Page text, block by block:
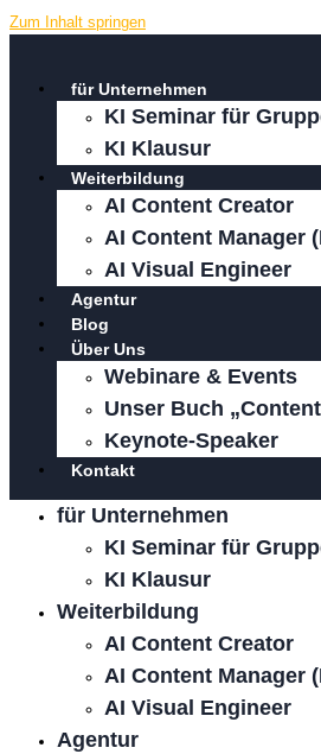
Zum Inhalt springen
für Unternehmen
KI Seminar für
KI Klausur
Weiterbildung
AI Content Creator
AI Content Manager
AI Visual Engineer
Agentur
Blog
Über Uns
Webinare & Events
Unser Buch
Keynote-Speaker
Kontakt
für Unternehmen
KI Seminar für
KI Klausur
Weiterbildung
AI Content Creator
AI Content Manager
AI Visual Engineer
Agentur